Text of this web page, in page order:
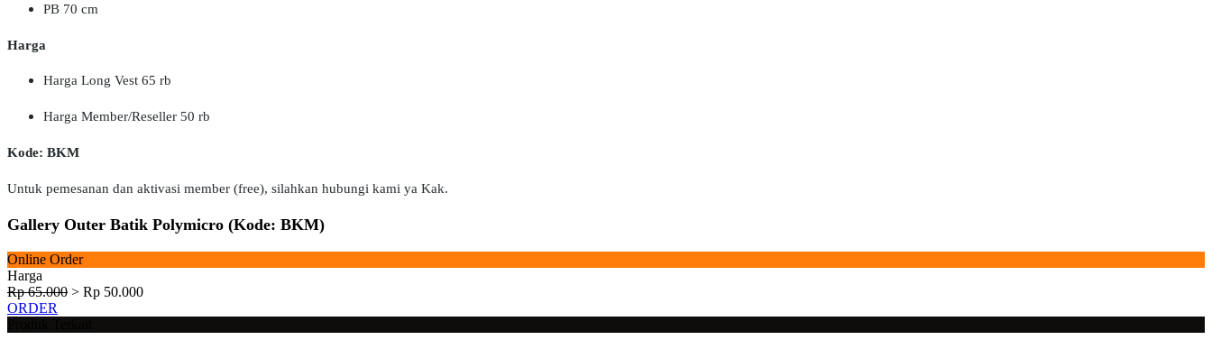
PB 70 cm
Harga
Harga Long Vest 65 rb
Harga Member/Reseller 50 rb
Kode: BKM
Untuk pemesanan dan aktivasi member (free), silahkan hubungi kami ya Kak.
Gallery Outer Batik Polymicro (Kode: BKM)
Online Order
Harga
Rp 65.000 > Rp 50.000
ORDER